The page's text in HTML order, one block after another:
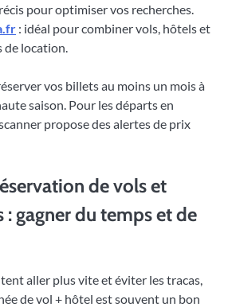
pour optimiser vos recherches.
: idéal pour combiner vols, hôtels et
location.
vos billets au moins un mois à
saison. Pour les départs en
propose des alertes de prix
de vols et
: gagner du temps et de
aller plus vite et éviter les tracas,
de vol + hôtel est souvent un bon